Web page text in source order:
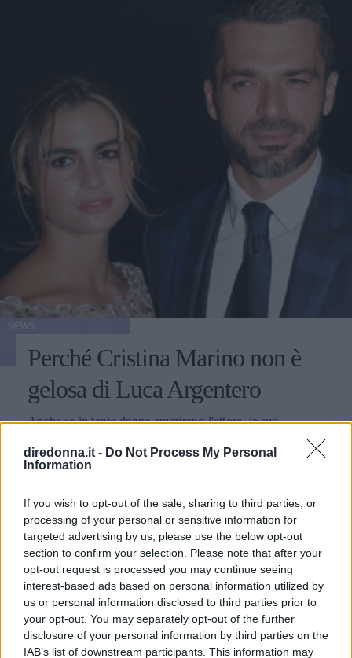
diredonna.it - Do Not Process My Personal
Information
If you wish to opt-out of the sale, sharing to third parties, or
processing of your personal or sensitive information for
targeted advertising by us, please use the below opt-out
section to confirm your selection. Please note that after your
opt-out request is processed you may continue seeing
interest-based ads based on personal information utilized by
us or personal information disclosed to third parties prior to
your opt-out. You may separately opt-out of the further
disclosure of your personal information by third parties on the
IAB’s list of downstream participants. This information may
Perché Cristina Marino non è
gelosa di Luca Argentero
Anche se in tante donne ammirano l'attore, la sua
MARIKA LUONGO